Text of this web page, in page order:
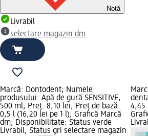
Notă
Livrabil
selectare magazin dm
Marcă: Dontodent; Numele
produsului: Apă de gură SENSITIVE,
500 ml; Preț: 8,10 lei; Preț de bază:
0,5 l (16,20 lei pe 1 l); Grafică Marcă
dm; Disponibilitate: Status verde
Livrabil, Status gri selectare magazin
4,45